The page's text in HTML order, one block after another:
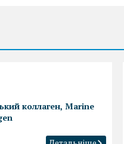
коллаген, Marine